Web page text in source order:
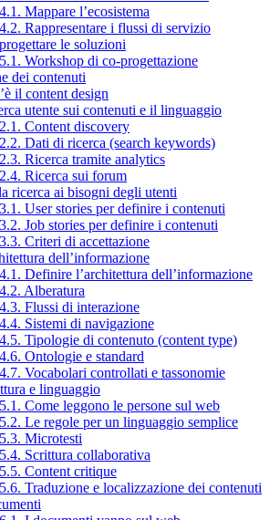
Mappare l’ecosistema
Rappresentare i flussi di servizio
le soluzioni
Workshop di co-progettazione
dei contenuti
il content design
utente sui contenuti e il linguaggio
Content discovery
Dati di ricerca (search keywords)
Ricerca tramite analytics
Ricerca sui forum
ricerca ai bisogni degli utenti
User stories per definire i contenuti
Job stories per definire i contenuti
Criteri di accettazione
dell’informazione
Definire l’architettura dell’informazione
Alberatura
Flussi di interazione
Sistemi di navigazione
Tipologie di contenuto (content type)
Ontologie e standard
Vocabolari controllati e tassonomie
e linguaggio
Come leggono le persone sul web
Le regole per un linguaggio semplice
Microtesti
Scrittura collaborativa
Content critique
Traduzione e localizzazione dei contenuti